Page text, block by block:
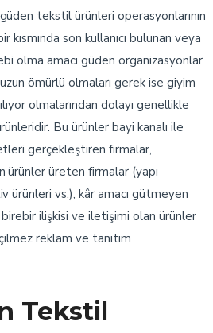
tekstil ürünleri operasyonlarının
kısmında son kullanıcı bulunan veya
olma amacı güden organizasyonlar
ömürlü olmaları gerek ise giyim
olmalarından dolayı genellikle
Bu ürünler bayi kanalı ile
gerçekleştiren firmalar,
ürünler üreten firmalar (yapı
ürünleri vs.), kâr amacı gütmeyen
birebir ilişkisi ve iletişimi olan ürünler
reklam ve tanıtım
Tekstil